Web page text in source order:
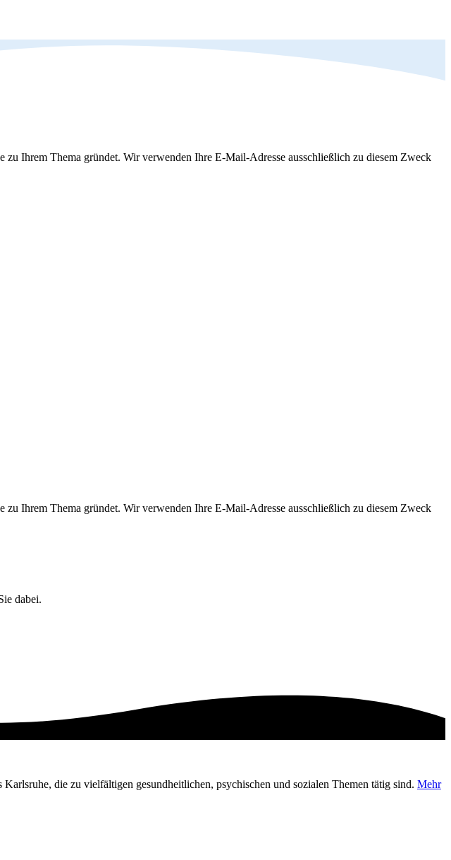
Ihrem Thema gründet. Wir verwenden Ihre E-Mail-Adresse ausschließlich zu diesem Zweck
Ihrem Thema gründet. Wir verwenden Ihre E-Mail-Adresse ausschließlich zu diesem Zweck
dabei.
die zu vielfältigen gesundheitlichen, psychischen und sozialen Themen tätig sind. Mehr